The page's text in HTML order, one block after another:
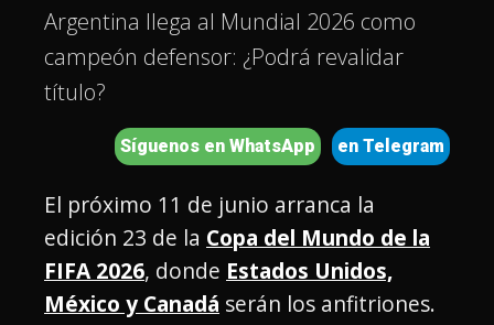
Argentina llega al Mundial 2026 como
campeón defensor: ¿Podrá revalidar
título?
en Telegram
Síguenos en WhatsApp
El próximo 11 de junio arranca la
edición 23 de la Copa del Mundo de la
FIFA 2026, donde Estados Unidos,
México y Canadá serán los anfitriones.